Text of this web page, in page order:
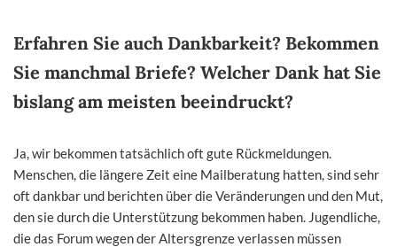
Erfahren Sie auch Dankbarkeit? Bekommen
Sie manchmal Briefe? Welcher Dank hat Sie
bislang am meisten beeindruckt?
Ja, wir bekommen tatsächlich oft gute Rückmeldungen.
Menschen, die längere Zeit eine Mailberatung hatten, sind sehr
oft dankbar und berichten über die Veränderungen und den Mut,
den sie durch die Unterstützung bekommen haben. Jugendliche,
die das Forum wegen der Altersgrenze verlassen müssen